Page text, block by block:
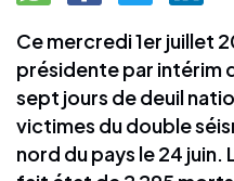
Ce mercredi 1er juillet
présidente par intérim
sept jours de deuil
victimes du double
nord du pays le 24